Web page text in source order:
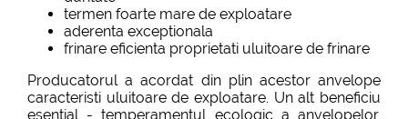
termen foarte mare de exploatare
aderenta exceptionala
frinare eficienta proprietati uluitoare de frinare
Producatorul a acordat din plin acestor anvelope
caracteristi uluitoare de exploatare. Un alt beneficiu
esential - temperamentul ecologic a anvelopelor.